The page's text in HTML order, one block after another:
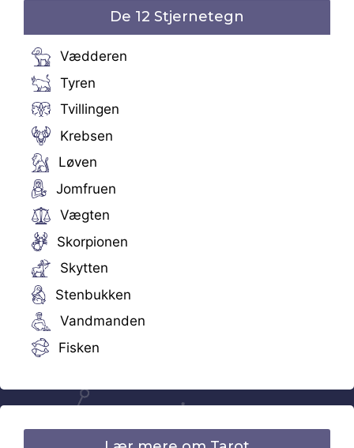
De 12 Stjernetegn
Vædderen
Tyren
Tvillingen
Krebsen
Løven
Jomfruen
Vægten
Skorpionen
Skytten
Stenbukken
Vandmanden
Fisken